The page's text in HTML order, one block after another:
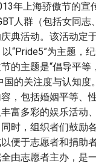
年上海骄傲节的宣
人群（包括女同志
典活动。该活动定
“Pride5”为主题，
的主题是“倡导平等
国的关注度与认知度
，包括婚姻平等、
富多彩的娱乐活动
时，组织者们鼓励
便于志愿者和捐助
由志愿者主办，是